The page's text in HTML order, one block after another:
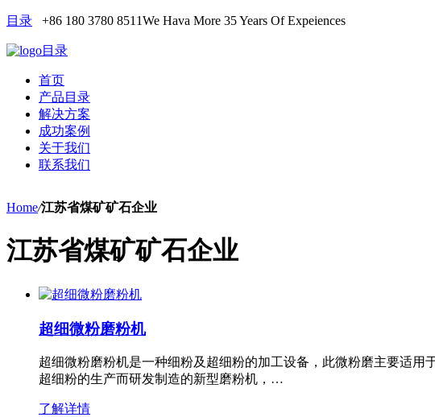
目录 +86 180 3780 8511We Hava More 35 Years Of Expeiences
目录
首页
产品目录
解决方案
成功案例
关于我们
联系我们
Home/江苏省煤矿矿石企业
江苏省煤矿矿石企业
超细微粉磨粉机
超细微粉磨粉机是一种细粉及超细粉的加工设备，此微粉磨主要适
超细粉的生产而研发制造的新型磨粉机，…
了解详情